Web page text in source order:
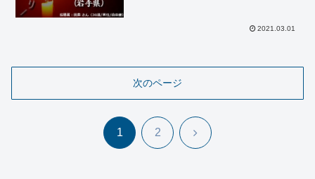
2021.03.01
次のページ
1 2 次